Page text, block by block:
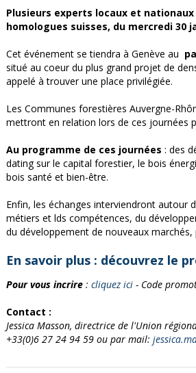
Plusieurs experts locaux et
homologues suisses, du mercredi 30
Cet événement se tiendra à Genève au
situé au coeur du plus grand projet de
appelé à trouver une place privilégiée.
Les Communes forestières Auvergne-
mettront en relation lors de ces journées
Au programme de ces journées : des
dating sur le capital forestier, le bois
bois santé et bien-être.
Enfin, les échanges interviendront autour
métiers et lds compétences, du
du développement de nouveaux
En savoir plus : découvrez le
Pour vous incrire : cliquez ici - Code
Contact :
Jessica Masson, directrice de l'Union
+33(0)6 27 24 94 59 ou par mail: